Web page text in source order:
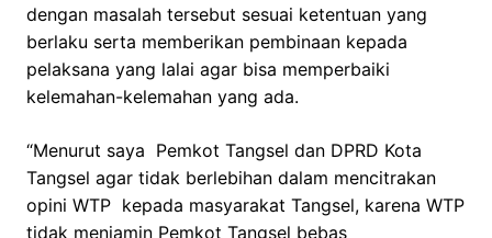
dengan masalah tersebut sesuai ketentuan yang
berlaku serta memberikan pembinaan kepada
pelaksana yang lalai agar bisa memperbaiki
kelemahan-kelemahan yang ada.
“Menurut saya Pemkot Tangsel dan DPRD Kota
Tangsel agar tidak berlebihan dalam mencitrakan
opini WTP kepada masyarakat Tangsel, karena WTP
tidak menjamin Pemkot Tangsel bebas